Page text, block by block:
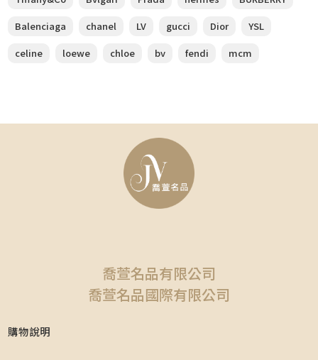
Balenciaga
chanel LV gucci Dior
YSL
celine
loewe chloe bv fendi mcm
喬萱名品有限公司
喬萱名品國際有限公司
購物說明